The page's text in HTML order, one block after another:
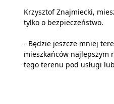
Krzysztof Znajmiecki,
tylko o bezpieczeństwo.
- Będzie jeszcze mniej
mieszkańców najlepszym
tego terenu pod usługi